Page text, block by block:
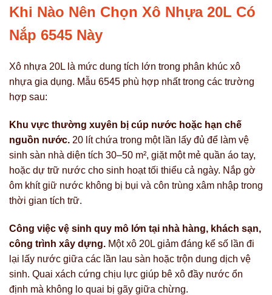
Khi Nào Nên Chọn Xô Nhựa 20L Có
Nắp 6545 Này
Xô nhựa 20L là mức dung tích lớn trong phân khúc xô
nhựa gia dụng. Mẫu 6545 phù hợp nhất trong các trường
hợp sau:
Khu vực thường xuyên bị cúp nước hoặc hạn chế
nguồn nước. 20 lít chứa trong một lần lấy đủ để làm vệ
sinh sàn nhà diện tích 30–50 m², giặt một mẻ quần áo tay,
hoặc dự trữ nước cho sinh hoạt tối thiểu cả ngày. Nắp gờ
ôm khít giữ nước không bị bụi và côn trùng xâm nhập trong
thời gian tích trữ.
Công việc vệ sinh quy mô lớn tại nhà hàng, khách sạn,
công trình xây dựng. Một xô 20L giảm đáng kể số lần đi
lại lấy nước giữa các lần lau sàn hoặc trộn dung dịch vệ
sinh. Quai xách cứng chịu lực giúp bê xô đầy nước ổn
định mà không lo quai bị gãy giữa chừng.